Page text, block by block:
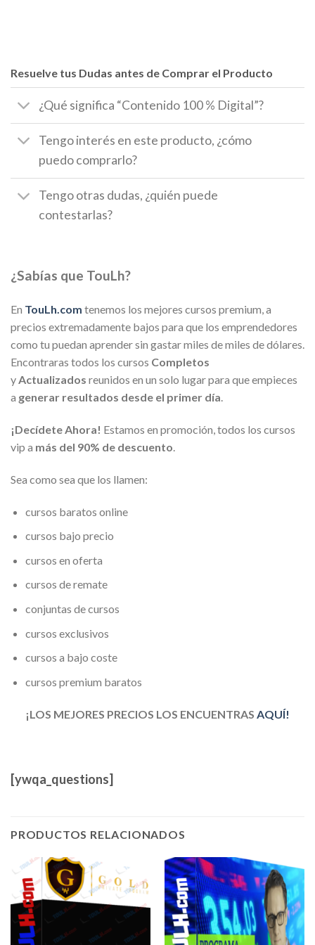
Resuelve tus Dudas antes de Comprar el Producto
¿Qué significa “Contenido 100 % Digital”?
Tengo interés en este producto, ¿cómo
puedo comprarlo?
Tengo otras dudas, ¿quién puede
contestarlas?
¿Sabías que TouLh?
En TouLh.com tenemos los mejores cursos premium, a
precios extremadamente bajos para que los emprendedores
como tu puedan aprender sin gastar miles de miles de dólares.
Encontraras todos los cursos Completos
yActualizados reunidos en un solo lugar para que empieces
a generar resultados desde el primer día.
¡Decídete Ahora! Estamos en promoción, todos los cursos
vip a más del 90% de descuento.
Sea como sea que los llamen:
cursos baratos online
cursos bajo precio
cursos en oferta
cursos de remate
conjuntas de cursos
cursos exclusivos
cursos a bajo coste
cursos premium baratos
¡LOS MEJORES PRECIOS LOS ENCUENTRAS AQUÍ!
[ywqa_questions]
PRODUCTOS RELACIONADOS